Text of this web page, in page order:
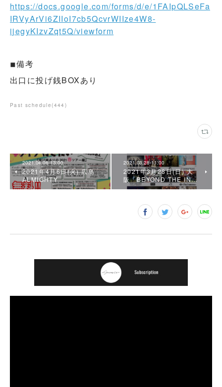
https://docs.google.com/forms/d/e/1FAIpQLSeFa
IRVyArVi6ZIIoI7cb5QcvrWIIze4W8-
ijegyKIzvZqt5Q/viewform
◾︎備考
出口に投げ銭BOXあり
Past schedule (444 )
2021.04.06 13:00
2021年4月6日(火) 広島
ALMIGHTY
2021.03.28 11:00
2021年3月28日(日) 大
阪「BEYOND THE IN…